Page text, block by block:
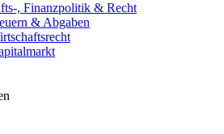
, Finanzpolitik & Recht
& Abgaben